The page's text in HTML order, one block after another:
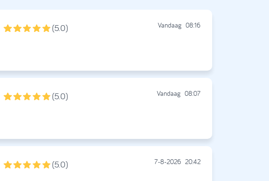
(5.0) Vandaag 08:16
(5.0) Vandaag 08:07
(5.0) 7-8-2026 20:42